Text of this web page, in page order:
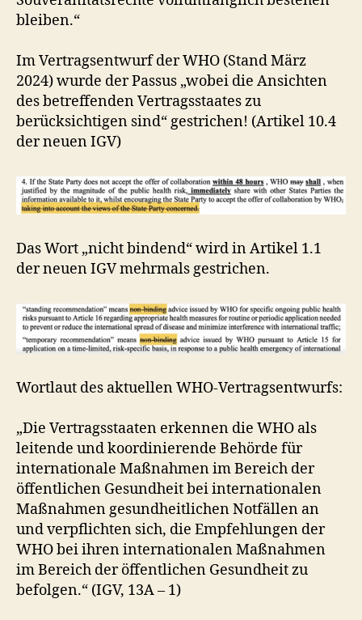
bleiben.“
Im Vertragsentwurf der WHO (Stand März
2024) wurde der Passus „wobei die Ansichten
des betreffenden Vertragsstaates zu
berücksichtigen sind“ gestrichen! (Artikel 10.4
der neuen IGV)
Das Wort „nicht bindend“ wird in Artikel 1.1
der neuen IGV mehrmals gestrichen.
Wortlaut des aktuellen WHO-Vertragsentwurfs:
„Die Vertragsstaaten erkennen die WHO als
leitende und koordinierende Behörde für
internationale Maßnahmen im Bereich der
öffentlichen Gesundheit bei internationalen
Maßnahmen gesundheitlichen Notfällen an
und verpflichten sich, die Empfehlungen der
WHO bei ihren internationalen Maßnahmen
im Bereich der öffentlichen Gesundheit zu
befolgen.“ (IGV, 13A – 1)